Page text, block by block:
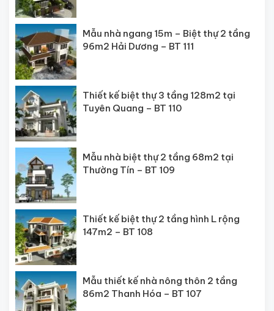
Mẫu nhà ngang 15m – Biệt thự 2 tầng
96m2 Hải Dương – BT 111
Thiết kế biệt thự 3 tầng 128m2 tại
Tuyên Quang – BT 110
Mẫu nhà biệt thự 2 tầng 68m2 tại
Thường Tín – BT 109
Thiết kế biệt thự 2 tầng hình L rộng
147m2 – BT 108
Mẫu thiết kế nhà nông thôn 2 tầng
86m2 Thanh Hóa – BT 107